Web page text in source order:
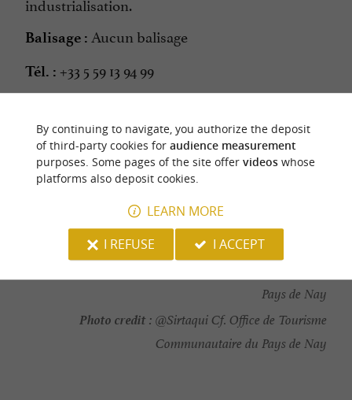
Balisage : Aucun balisage
Tél. : +33 5 59 13 94 99
DOWNLOAD THE DETAILS OF THIS
ITINERARY
Last update :11/02/2026 à 10:32:28
Pays de Nay
Photo credit : @Sirtaqui Cf. Office de Tourisme
Communautaire du Pays de Nay
By continuing to navigate, you authorize the deposit
of third-party cookies for audience measurement
purposes. Some pages of the site offer videoswhose
platforms also deposit cookies.
LEARN MORE
I REFUSE
I ACCEPT